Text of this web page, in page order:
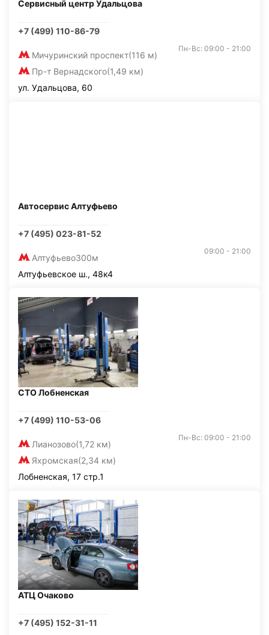
Сервисный центр Удальцова
+7 (499) 110-86-79
Мичуринский проспект(116 м)
Пр-т Вернадского(1,49 км)
Пн-Вс: 09:00 - 21:00
ул. Удальцова, 60
Автосервис Алтуфьево
+7 (495) 023-81-52
Алтуфьево300м
09:00 - 21:00
Алтуфьевское ш., 48к4
СТО Лобненская
+7 (499) 110-53-06
Лианозово(1,72 км)
Яхромская(2,34 км)
Пн-Вс: 09:00 - 21:00
Лобненская, 17 стр.1
АТЦ Очаково
+7 (495) 152-31-11